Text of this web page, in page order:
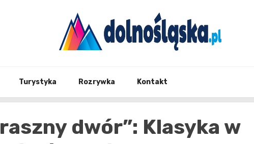
Turystyka Rozrywka Kontakt
dwór”: Klasyka w